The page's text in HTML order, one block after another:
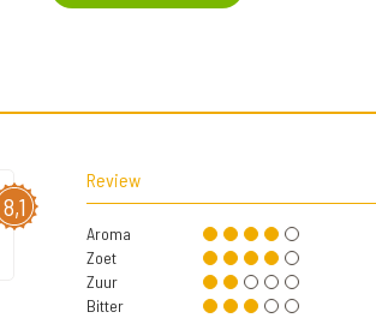
8,1
Review
Aroma
Zoet
Zuur
Bitter